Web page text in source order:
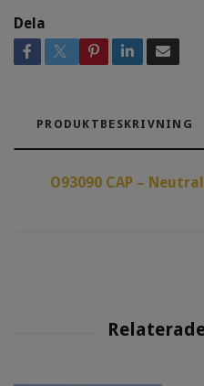
Dela
PRODUKTBESKRIVNING
O93090 CAP – Neutral